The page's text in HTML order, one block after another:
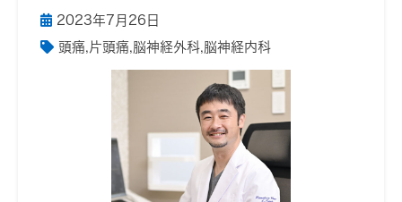
2023年7月26日
頭痛, 片頭痛,脳神経外科,脳神経内科